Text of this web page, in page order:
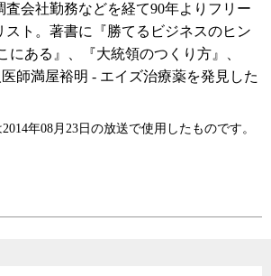
査会社勤務などを経て90年よりフリー
スト。著書に『勝てるビジネスのヒン
にある』、『大統領のつくり方』、
医師満屋裕明 - エイズ治療薬を発見した
年08月23日の放送で使用したものです。